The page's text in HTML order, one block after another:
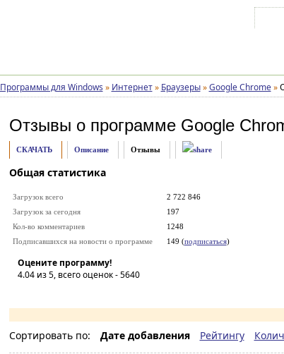
Программы для Windows » Интернет » Браузеры » Google Chrome »
Отзывы о программе Google
СКАЧАТЬ Описание Отзывы
Общая статистика
Загрузок всего
2 722 846
Загрузок за сегодня
197
Кол-во комментариев
1248
Подписавшихся на новости о программе
149 (подписаться)
Оцените программу!
4.04из 5, всего оценок -5640
Сортировать по: Дате добавления Рейтингу